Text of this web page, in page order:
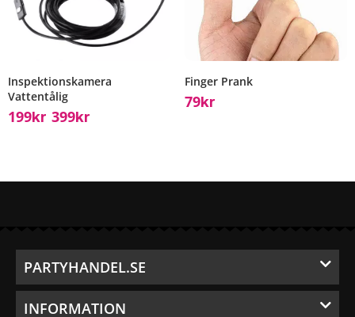
Inspektionskamera
Vattentålig
199Kr 399Kr
Finger Prank
79Kr
PARTYHANDEL.SE
INFORMATION